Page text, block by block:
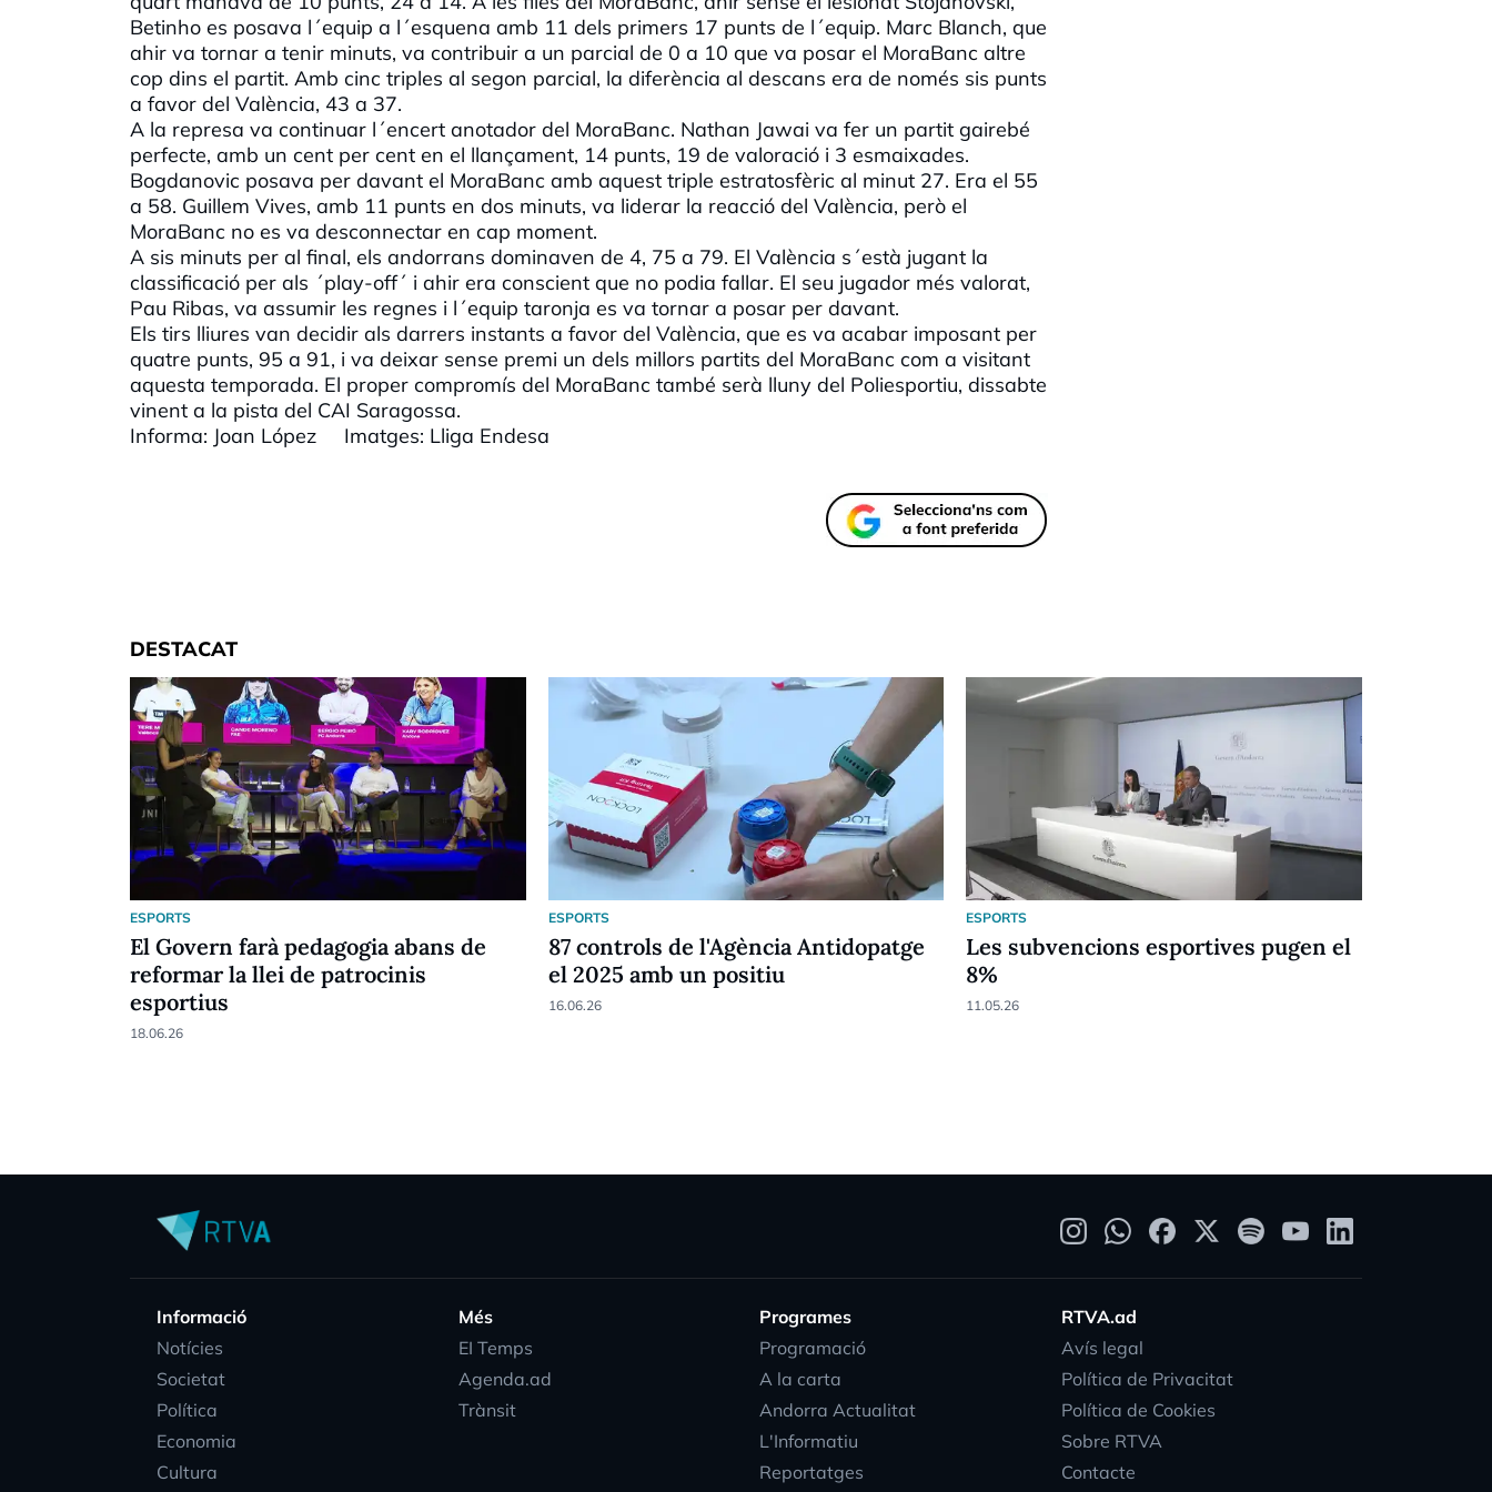
Betinho es posava l´equip a l´esquena amb 11 dels primers 17 punts de l´equip. Marc Blanch, que
ahir va tornar a tenir minuts, va contribuir a un parcial de 0 a 10 que va posar el MoraBanc altre
cop dins el partit. Amb cinc triples al segon parcial, la diferència al descans era de només sis punts
a favor del València, 43 a 37.
A la represa va continuar l´encert anotador del MoraBanc. Nathan Jawai va fer un partit gairebé
perfecte, amb un cent per cent en el llançament, 14 punts, 19 de valoració i 3 esmaixades.
Bogdanovic posava per davant el MoraBanc amb aquest triple estratosfèric al minut 27. Era el 55
a 58. Guillem Vives, amb 11 punts en dos minuts, va liderar la reacció del València, però el
MoraBanc no es va desconnectar en cap moment.
A sis minuts per al final, els andorrans dominaven de 4, 75 a 79. El València s´està jugant la
classificació per als ´play-off´ i ahir era conscient que no podia fallar. El seu jugador més valorat,
Pau Ribas, va assumir les regnes i l´equip taronja es va tornar a posar per davant.
Els tirs lliures van decidir als darrers instants a favor del València, que es va acabar imposant per
quatre punts, 95 a 91, i va deixar sense premi un dels millors partits del MoraBanc com a visitant
aquesta temporada. El proper compromís del MoraBanc també serà lluny del Poliesportiu, dissabte
vinent a la pista del CAI Saragossa.
Informa: Joan López Imatges: Lliga Endesa
DESTACAT
ESPORTS
El Govern farà pedagogia abans de
reformar la llei de patrocinis
esportius
18.06.26
ESPORTS
87 controls de l'Agència Antidopatge
el 2025 amb un positiu
16.06.26
ESPORTS
Les subvencions esportives pugen el
8%
11.05.26
Informació
Notícies
Societat
Política
Economia
Cultura
Més
EI Temps
Agenda.ad
Trànsit
Programes
Programació
A la carta
Andorra Actualitat
L'Informatiu
Reportatges
RTVA.ad
Avís legal
Política de Privacitat
Política de Cookies
Sobre RTVA
Contacte